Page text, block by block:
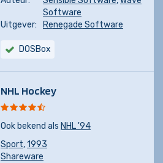
Software
Uitgever:
Renegade Software
DOSBox
NHL Hockey
Ook bekend als NHL '94
Sport,1993
Shareware